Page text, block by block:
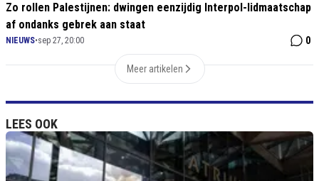
Zo rollen Palestijnen: dwingen eenzijdig Interpol-lidmaatschap
af ondanks gebrek aan staat
NIEUWS•sep 27, 20:00 0
Meer artikelen
LEES OOK